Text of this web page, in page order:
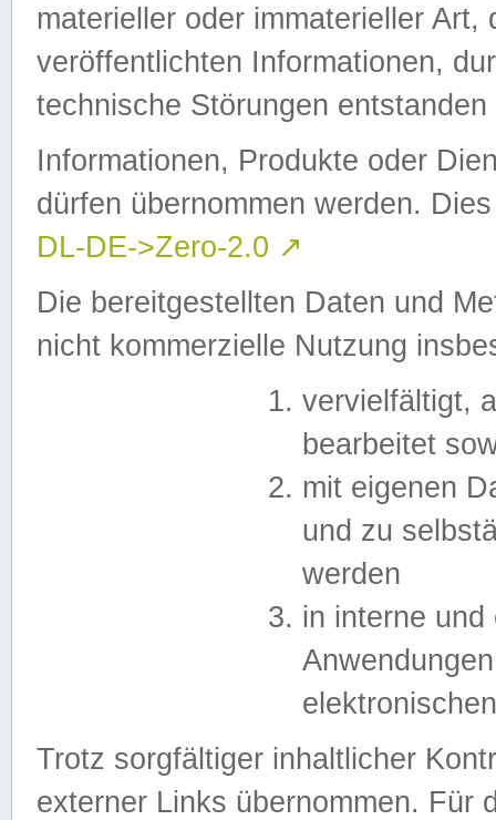
materieller oder immaterieller
veröffentlichten Informationen,
technische Störungen
Informationen, Produkte oder
dürfen übernommen werden.
DL-DE->Zero-2.0 ↗
Die bereitgestellten Daten und
nicht kommerzielle Nutzung
vervielfältigt,
bearbeitet
mit eigenen
und zu
werden
in interne
Trotz sorgfältiger inhaltlicher
externer Links übernommen. Für